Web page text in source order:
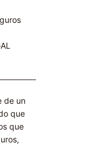
de un
que
que